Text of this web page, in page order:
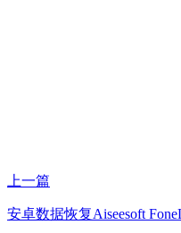
上一篇
安卓数据恢复Aiseesoft